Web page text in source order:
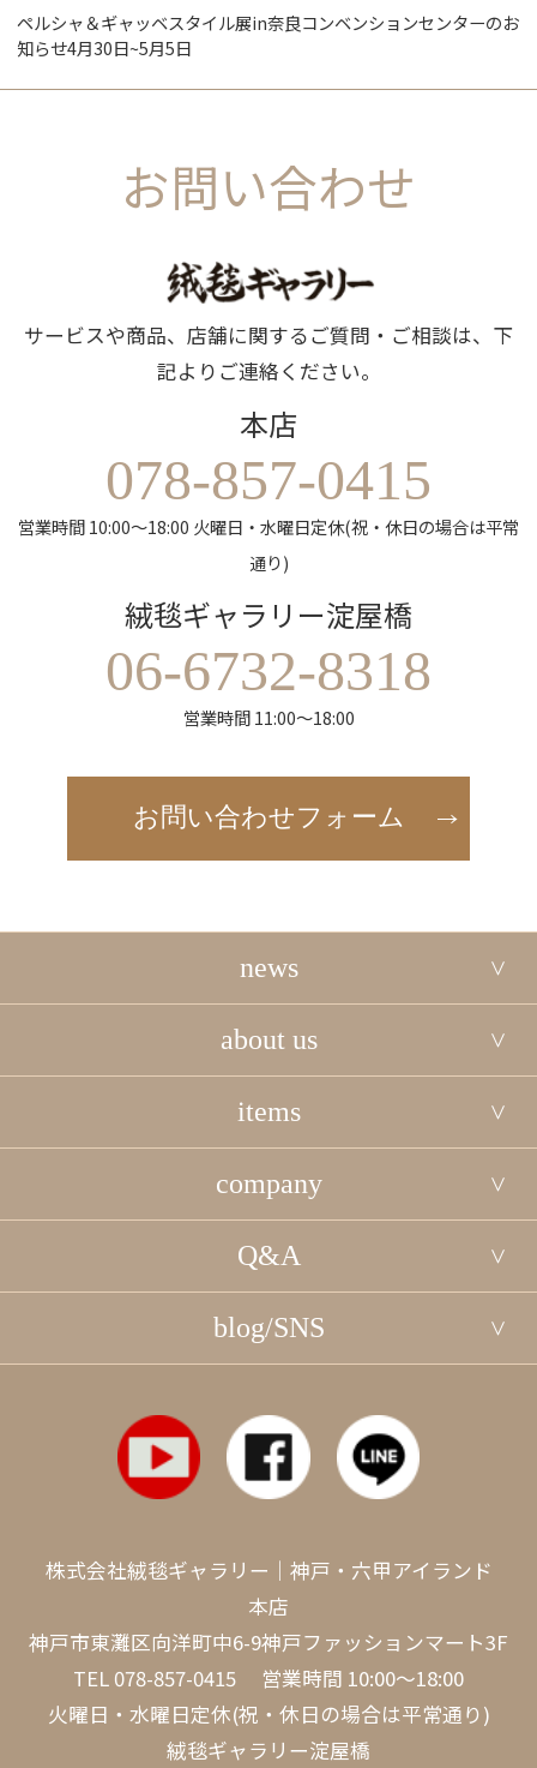
ペルシャ＆ギャッベスタイル展in奈良コンベンションセンターのお
知らせ4月30日~5月5日
お問い合わせ
サービスや商品、店舗に関するご質問・ご相談は、下
記よりご連絡ください。
本店
078-857-0415
営業時間 10:00～18:00 火曜日・水曜日定休(祝・休日の場合は平常
通り)
絨毯ギャラリー淀屋橋
06-6732-8318
営業時間 11:00～18:00
お問い合わせフォーム
news
about us
items
company
Q&A
blog/SNS
株式会社絨毯ギャラリー｜神戸・六甲アイランド
本店
神戸市東灘区向洋町中6-9神戸ファッションマート3F
TEL 078-857-0415 営業時間 10:00～18:00
火曜日・水曜日定休(祝・休日の場合は平常通り)
絨毯ギャラリー淀屋橋